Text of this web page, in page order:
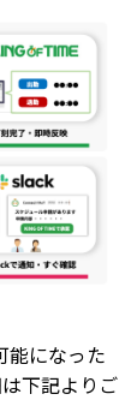
能になった
下記よりご